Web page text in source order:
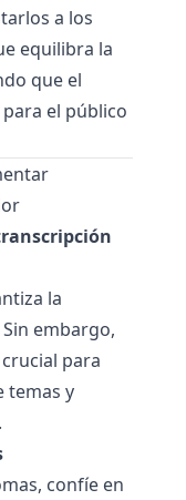
a los
equilibra la
que el
el público
la
embargo,
para
temas y
confíe en